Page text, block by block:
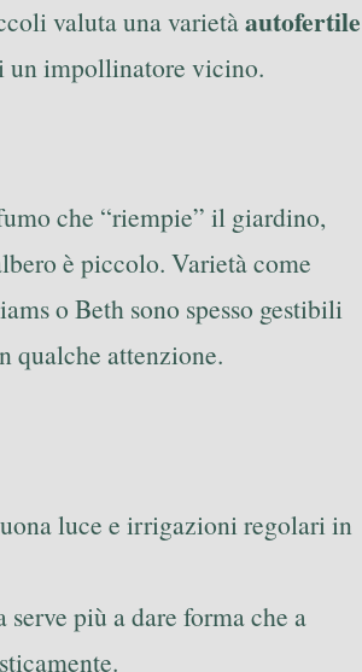
valuta una varietàautofertile
un impollinatore vicino.
che “riempie” il giardino,
è piccolo. Varietà come
o Beth sono spesso gestibili
qualche attenzione.
luce e irrigazioni regolari in
serve più a dare forma che a